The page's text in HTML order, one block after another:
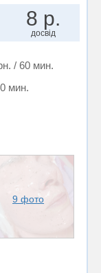
8 р.
досвід
/ 60 мин.
мин.
9 фото